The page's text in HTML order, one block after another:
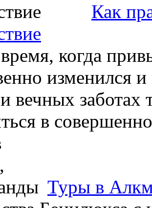
Как
когда
изменился
вечных заботах
в
Туры в